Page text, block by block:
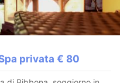
privata € 80